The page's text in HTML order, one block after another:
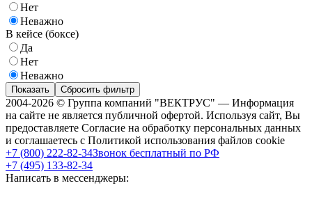
Нет
Неважно
В кейсе (боксе)
Да
Нет
Неважно
Показать Сбросить фильтр
2004-2026 © Группа компаний "ВЕКТРУС" — Информация
на сайте не является публичной офертой. Используя сайт, Вы
предоставляете Согласие на обработку персональных данных
и соглашаетесь с Политикой использования файлов cookie
+7 (800) 222-82-34Звонок бесплатный по РФ
+7 (495) 133-82-34
Написать в мессенджеры: